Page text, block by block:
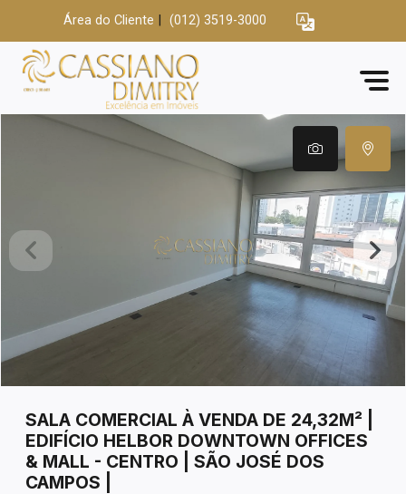
Área do Cliente (012) 3519-3000
SALA COMERCIAL À VENDA DE 24,32M² |
EDIFÍCIO HELBOR DOWNTOWN OFFICES
& MALL - CENTRO | SÃO JOSÉ DOS
CAMPOS |